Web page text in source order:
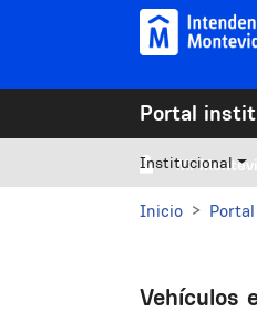
Pasar al contenido principal
Portal
Mi
Institucional
Inicio
Vehículos